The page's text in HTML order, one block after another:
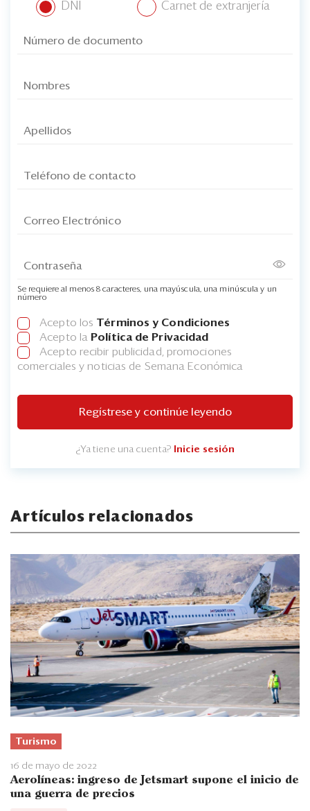
DNI Carnet de extranjería
Se requiere al menos 8 caracteres, una mayúscula, una minúscula y un
número
Acepto los Términos y Condiciones
Acepto la Política de Privacidad
Acepto recibir publicidad, promociones
comerciales y noticias de Semana Económica
Regístrese y continúe leyendo
¿Ya tiene una cuenta? Inicie sesión
Artículos relacionados
Turismo
16 de mayo de 2022
Aerolíneas: ingreso de Jetsmart supone el inicio de
una guerra de precios